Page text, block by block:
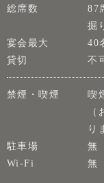
総席数
87
掘
宴会最大
40
貸切
不
禁煙・喫煙
喫
り
駐車場
無
Wi-Fi
無